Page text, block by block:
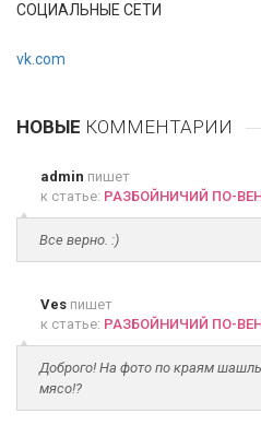
СОЦИАЛЬНЫЕ СЕТИ
vk.com
НОВЫЕ КОММЕНТАРИИ
admin пишет
к статье: РАЗБОЙНИЧИЙ ПО-
Все верно. :)
Ves пишет
к статье: РАЗБОЙНИЧИЙ ПО-
Доброго! На фото по краям
мясо!?